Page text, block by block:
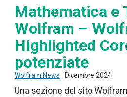
Mathematica e
Wolfram –
Highlighted
potenziate
Wolfram News Dicembre 2024
Una sezione del sito